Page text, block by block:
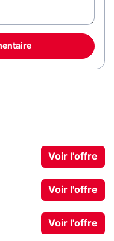
Voir l'offre
Voir l'offre
Voir l'offre